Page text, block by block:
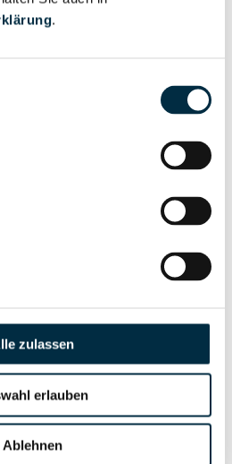
.
zulassen
erlauben
Ablehnen
Unternehmensprofil
Unternehmensprofil
Unternehmensprofil
anfragen